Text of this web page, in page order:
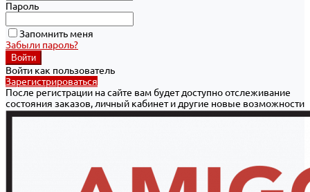
Пароль
Запомнить меня
Забыли пароль?
Войти как пользователь
Зарегистрироваться
После регистрации на сайте вам будет доступно отслеживание
состояния заказов, личный кабинет и другие новые возможности